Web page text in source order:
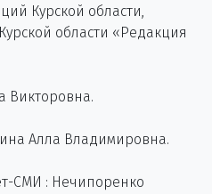
Курской области,
области «Редакция
Викторовна.
Алла Владимировна.
СМИ : Нечипоренко